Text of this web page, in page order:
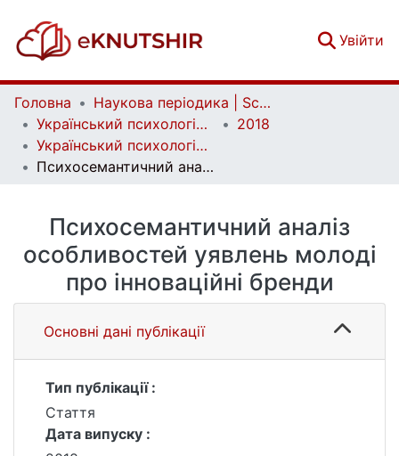
Увійти
Головна
Наукова періодика | Scientific periodicals
Український психологічний журнал | Ukrainian Psychological Journal
2018
Український психологічний журнал. № 4 (10)
Психосемантичний аналіз особливостей уявлень молоді про інноваційні бренди
Психосемантичний аналіз
особливостей уявлень молоді
про інноваційні бренди
Основні дані публікації
Тип публікації :
Стаття
Дата випуску :